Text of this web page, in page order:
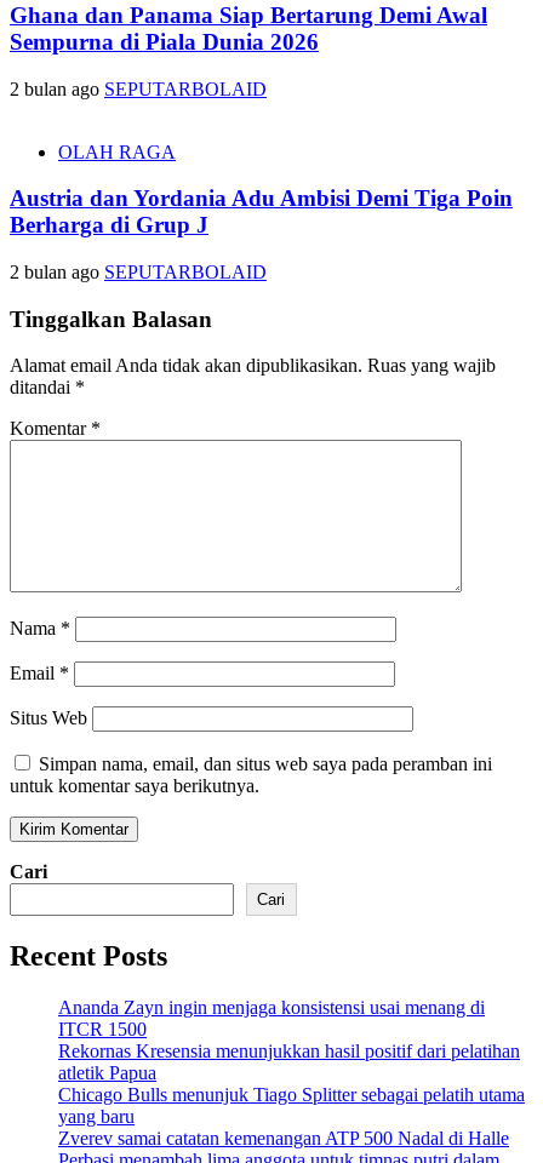
Ghana dan Panama Siap Bertarung Demi Awal
Sempurna di Piala Dunia 2026
2 bulan ago SEPUTARBOLAID
OLAH RAGA
Austria dan Yordania Adu Ambisi Demi Tiga Poin
Berharga di Grup J
2 bulan ago SEPUTARBOLAID
Tinggalkan Balasan
Alamat email Anda tidak akan dipublikasikan. Ruas yang wajib
ditandai *
Komentar *
Nama *
Email *
Situs Web
Simpan nama, email, dan situs web saya pada peramban ini
untuk komentar saya berikutnya.
Cari
Cari
Recent Posts
Ananda Zayn ingin menjaga konsistensi usai menang di
ITCR 1500
Rekornas Kresensia menunjukkan hasil positif dari pelatihan
atletik Papua
Chicago Bulls menunjuk Tiago Splitter sebagai pelatih utama
yang baru
Zverev samai catatan kemenangan ATP 500 Nadal di Halle